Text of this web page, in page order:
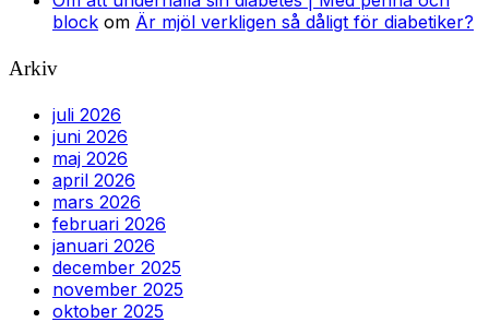
block om Är mjöl verkligen så dåligt för diabetiker?
Arkiv
juli 2026
juni 2026
maj 2026
april 2026
mars 2026
februari 2026
januari 2026
december 2025
november 2025
oktober 2025